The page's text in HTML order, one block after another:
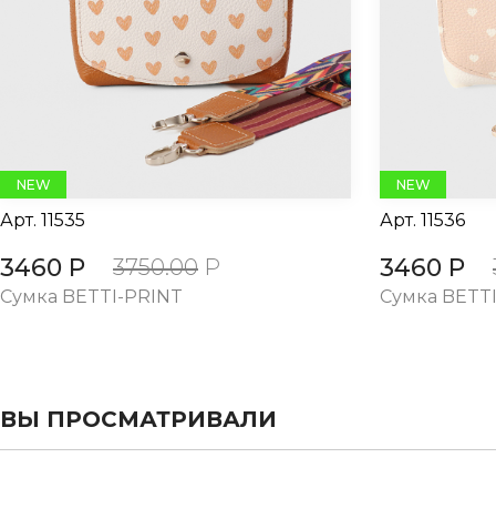
NEW
Арт. 11535
3460 Р 3750.00 Р
Cумка BETTI-PRINT
NEW
Арт. 11536
3460 Р
Cумка
ВЫ ПРОСМАТРИВАЛИ